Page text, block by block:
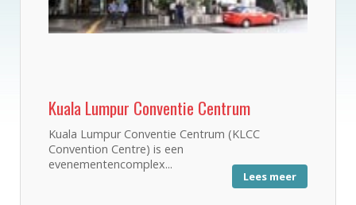
Kuala Lumpur Conventie Centrum
Kuala Lumpur Conventie Centrum (KLCC
Convention Centre) is een
evenementencomplex...
Lees meer